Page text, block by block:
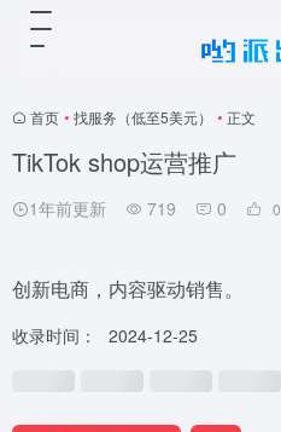
首页 • 找服务（低至5美元） • 正文
TikTok shop运营推广
1年前更新 719 0 0
创新电商，内容驱动销售。
收录时间： 2024-12-25